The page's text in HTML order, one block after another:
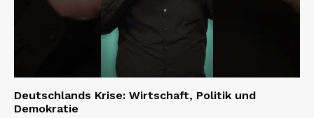
Deutschlands Krise: Wirtschaft, Politik und
Demokratie